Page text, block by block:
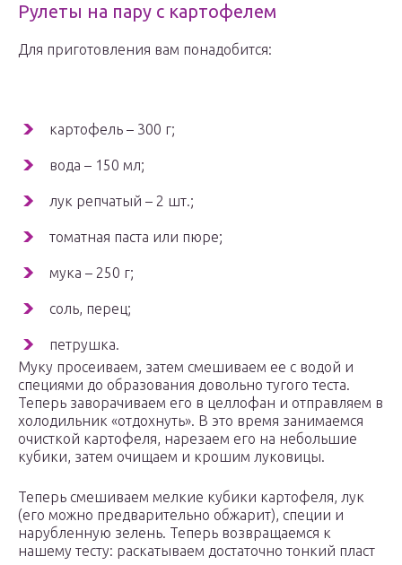
Рулеты на пару с картофелем
Для приготовления вам понадобится:
картофель – 300 г;
вода – 150 мл;
лук репчатый – 2 шт.;
томатная паста или пюре;
мука – 250 г;
соль, перец;
петрушка.
Муку просеиваем, затем смешиваем ее с водой и
специями до образования довольно тугого теста.
Теперь заворачиваем его в целлофан и отправляем в
холодильник «отдохнуть». В это время занимаемся
очисткой картофеля, нарезаем его на небольшие
кубики, затем очищаем и крошим луковицы.
Теперь смешиваем мелкие кубики картофеля, лук
(его можно предварительно обжарит), специи и
нарубленную зелень. Теперь возвращаемся к
нашему тесту: раскатываем достаточно тонкий пласт